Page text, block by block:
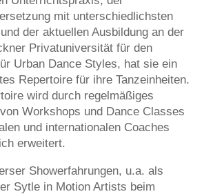
mit unterschiedlichsten
der aktuellen Ausbildung an der
Privatuniversität für den
Urban Dance Styles, hat sie ein
Repertoire für ihre Tanzeinheiten.
wird durch regelmäßiges
Workshops und Dance Classes
und internationalen Coaches
erweitert.
Showerfahrungen, u.a. als
Sytle in Motion Artists beim